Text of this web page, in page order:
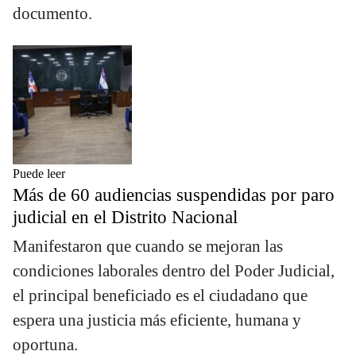
documento.
Puede leer
Más de 60 audiencias suspendidas por paro
judicial en el Distrito Nacional
Manifestaron que cuando se mejoran las
condiciones laborales dentro del Poder Judicial,
el principal beneficiado es el ciudadano que
espera una justicia más eficiente, humana y
oportuna.